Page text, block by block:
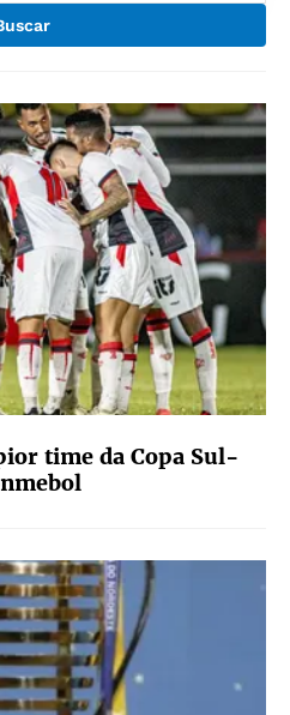
time da Copa Sul-